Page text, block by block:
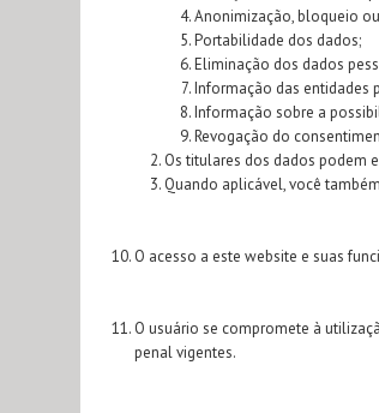
Anonimização, bloqueio
Portabilidade dos dados;
Eliminação dos dados
Informação das entidades
Informação sobre a
Revogação do
Os titulares dos dados podem
Quando aplicável, você
O acesso a este website e suas
O usuário se compromete à
penal vigentes.